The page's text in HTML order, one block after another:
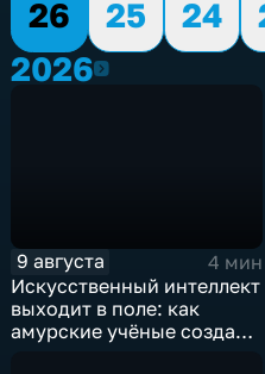
26
25 24
20262026
9 августа
4 мин
Искусственный интеллект
выходит в поле: как
амурские учёные создают